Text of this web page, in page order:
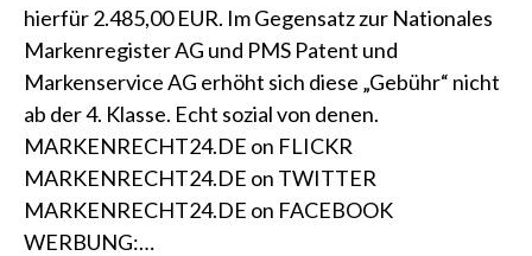
hierfür 2.485,00 EUR. Im Gegensatz zur Nationales
Markenregister AG und PMS Patent und
Markenservice AG erhöht sich diese „Gebühr“ nicht
ab der 4. Klasse. Echt sozial von denen.
MARKENRECHT24.DE on FLICKR
MARKENRECHT24.DE on TWITTER
MARKENRECHT24.DE on FACEBOOK
WERBUNG:…